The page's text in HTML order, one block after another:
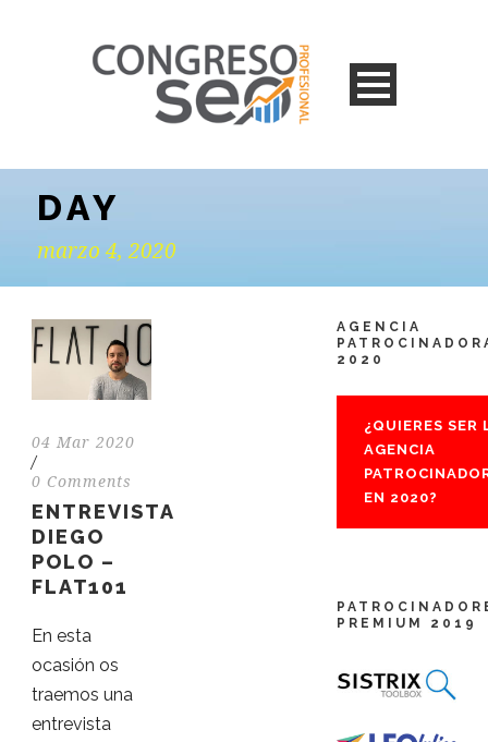
DAY
marzo 4, 2020
04 Mar 2020
/
0 Comments
ENTREVISTA
DIEGO
POLO –
FLAT101
En esta
ocasión os
traemos una
entrevista
AGENCIA
2020
¿QUIERES SER
AGENCIA
EN 2020?
PREMIUM 2019